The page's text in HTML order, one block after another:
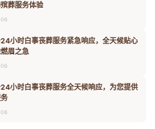
葬服务体验
小时白事丧葬服务紧急响应，全天候贴心
眉之急
小时白事丧葬服务全天候响应，为您提供